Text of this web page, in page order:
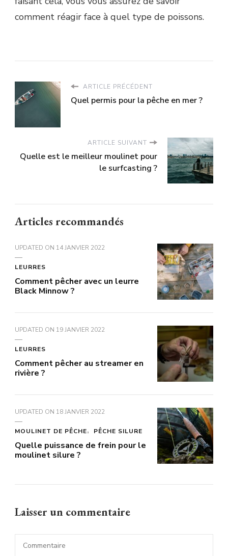
comment réagir face à quel type de poissons.
ARTICLE PRÉCÉDENT
Quel permis pour la pêche en mer ?
ARTICLE SUIVANT
Quelle est le meilleur moulinet pour
le surfcasting ?
Articles recommandés
UPDATED ON 14 JANVIER 2022
LEURRES
Comment pêcher avec un leurre
Black Minnow ?
UPDATED ON 19 JANVIER 2022
LEURRES
Comment pêcher au streamer en
rivière ?
UPDATED ON 18 JANVIER 2022
MOULINET DE PÊCHE PÊCHE SILURE
Quelle puissance de frein pour le
moulinet silure ?
Laisser un commentaire